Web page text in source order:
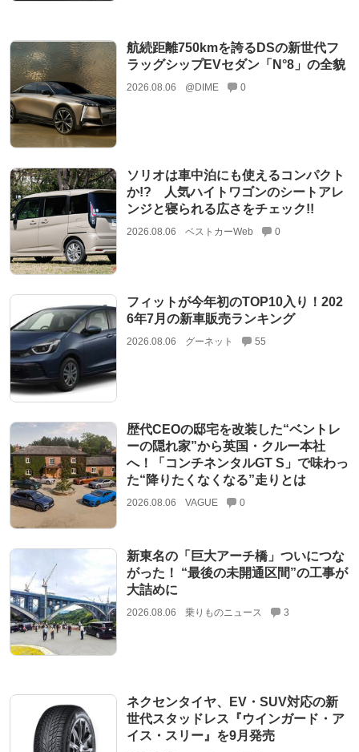
航続距離750kmを誇るDSの新世代フ
ラッグシップEVセダン「N°8」の全貌
2026.08.06 @DIME 0
ソリオは車中泊にも使えるコンパクト
か!? 人気ハイトワゴンのシートアレ
ンジと寝られる広さをチェック!!
2026.08.06 ベストカーWeb 0
フィットが今年初のTOP10入り！202
6年7月の新車販売ランキング
2026.08.06 グーネット 55
歴代CEOの邸宅を改装した“ベントレ
ーの隠れ家”から英国・クルー本社
へ！「コンチネンタルGT S」で味わっ
た“降りたくなくなる”走りとは
2026.08.06 VAGUE 0
新東名の「巨大アーチ橋」ついにつな
がった！ “最後の未開通区間”の工事が
大詰めに
2026.08.06 乗りものニュース 3
ネクセンタイヤ、EV・SUV対応の新
世代スタッドレス『ウインガード・ア
イス・スリー』を9月発売